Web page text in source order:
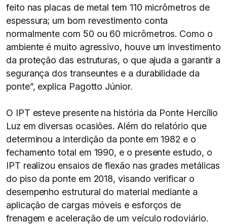
feito nas placas de metal tem 110 micrômetros de
espessura; um bom revestimento conta
normalmente com 50 ou 60 micrômetros. Como o
ambiente é muito agressivo, houve um investimento
da proteção das estruturas, o que ajuda a garantir a
segurança dos transeuntes e a durabilidade da
ponte”, explica Pagotto Júnior.
O IPT esteve presente na história da Ponte Hercílio
Luz em diversas ocasiões. Além do relatório que
determinou a interdição da ponte em 1982 e o
fechamento total em 1990, e o presente estudo, o
IPT realizou ensaios de flexão nas grades metálicas
do piso da ponte em 2018, visando verificar o
desempenho estrutural do material mediante a
aplicação de cargas móveis e esforços de
frenagem e aceleração de um veículo rodoviário.